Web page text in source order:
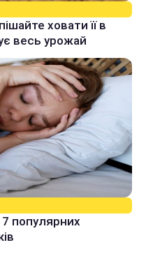
ховати її в
весь урожай
популярних